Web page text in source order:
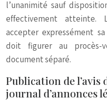
l’unanimité sauf
effectivement atteinte.
accepter expressément
doit figurer au procès-
document séparé.
Publication de l’avis
journal d’annonces